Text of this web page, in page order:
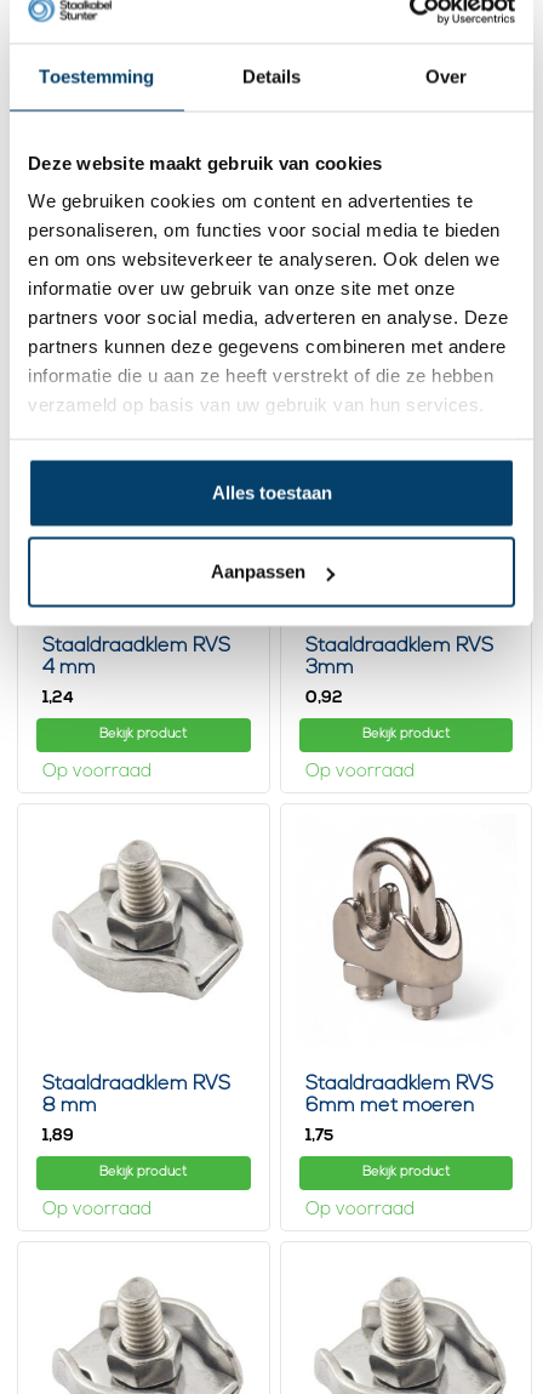
Toestemming Details Over
Deze website maakt gebruik van cookies
We gebruiken cookies om content en advertenties te
personaliseren, om functies voor social media te bieden
en om ons websiteverkeer te analyseren. Ook delen we
informatie over uw gebruik van onze site met onze
partners voor social media, adverteren en analyse. Deze
partners kunnen deze gegevens combineren met andere
informatie die u aan ze heeft verstrekt of die ze hebben
verzameld op basis van uw gebruik van hun services.
Alles toestaan
Aanpassen
Staaldraadklem RVS
3mm met moeren
Zwart
1, 65
Bekijk product
Staaldraadklem RVS
8mm met moeren
2,75
Bekijk product
Staaldraadklem RVS
4 mm
1,24
Bekijk product
Op voorraad
Staaldraadklem RVS
3mm
0,92
Bekijk product
Op voorraad
Staaldraadklem RVS
8 mm
1,89
Bekijk product
Op voorraad
Staaldraadklem RVS
6mm met moeren
1,75
Bekijk product
Op voorraad